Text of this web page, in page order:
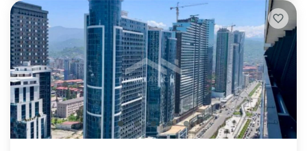
lens lens lens lens lens